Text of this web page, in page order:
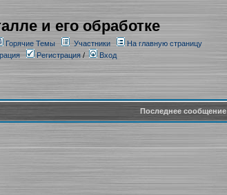
и его обработке
Горячие Темы Участники
На главную страницу
Регистрация/ Вход
Последнее сообщение